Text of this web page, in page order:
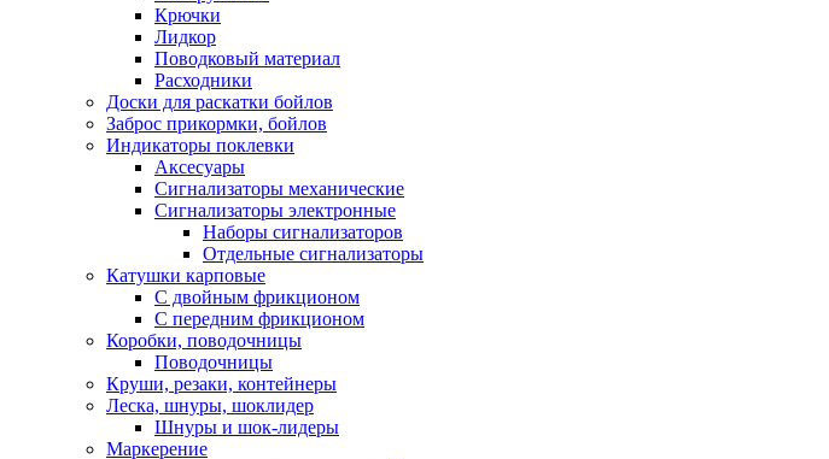
Крючки
Лидкор
Поводковый материал
Расходники
Доски для раскатки бойлов
Заброс прикормки, бойлов
Индикаторы поклевки
Аксесуары
Сигнализаторы механические
Сигнализаторы электронные
Наборы сигнализаторов
Отдельные сигнализаторы
Катушки карповые
С двойным фрикционом
С передним фрикционом
Коробки, поводочницы
Поводочницы
Круши, резаки, контейнеры
Леска, шнуры, шоклидер
Шнуры и шок-лидеры
Маркерение